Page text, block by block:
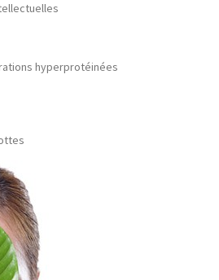
hyperprotéinées